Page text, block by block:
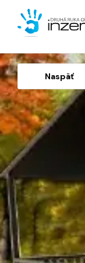
Naspäť